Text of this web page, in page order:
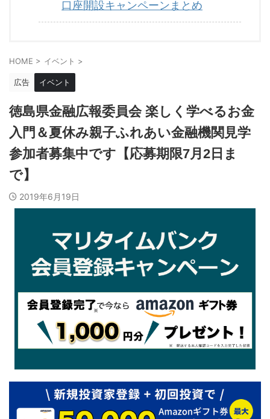
口座開設キャンペーンまとめ
HOME > イベント >
広告 イベント
徳島県金融広報委員会 楽しく学べるお金
入門＆夏休み親子ふれあい金融機関見学
参加者募集中です【応募期限7月2日ま
で】
2019年6月19日